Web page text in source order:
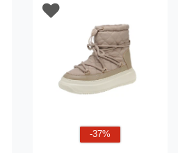
-37%